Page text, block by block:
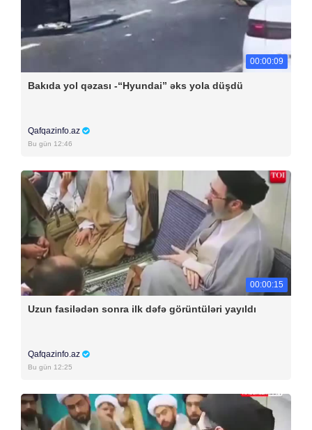
00:00:09
Bakıda yol qəzası -“Hyundai” əks yola düşdü
Qafqazinfo.az
Bu gün 12:46
00:00:15
Uzun fasilədən sonra ilk dəfə görüntüləri yayıldı
Qafqazinfo.az
Bu gün 12:25